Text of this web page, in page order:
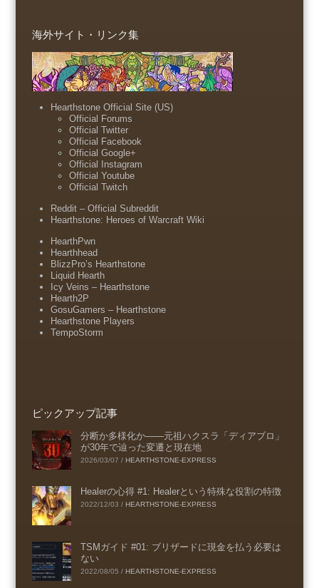
海外サイト・リンク集
Hearthstone Official Site (US)
Official Forums
Official Twitter
Official Facebook
Official Google+
Official Instagram
Official Youtube
Official Twitch
Reddit – Official Subreddit
Hearthstone: Heroes of Warcraft Wiki
HearthPwn
Hearthhead
BlizzPro’s Hearthstone
Liquid Hearth
Icy Veins – Hearthstone
Hearth2P
GosuGamers – Hearthstone
Hearthstone Players
TempoStorm
ピックアップ記事
分断か多様化か――元祖ハクスラ「ディアブロ」
が30年で辿った変遷と現在地
2026/03/07 / HEARTHSTONE-EXPRESS
Healerの心得 #1: Healerという特殊な役割の特徴
2022/12/03 / HEARTHSTONE-EXPRESS
TSMガイド #01: ブリザードに現金を払う必要は
ない
2022/08/05 / HEARTHSTONE-EXPRESS